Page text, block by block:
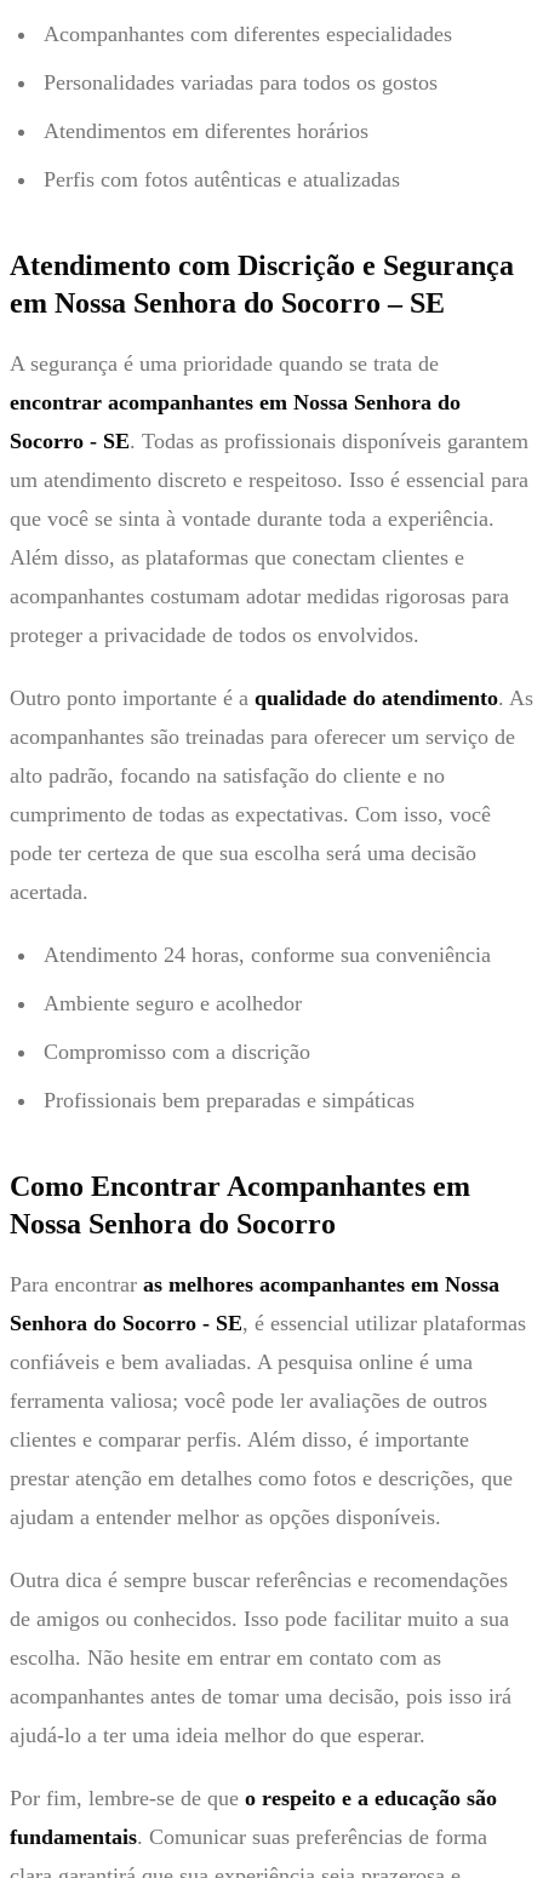
Acompanhantes com diferentes especialidades
Personalidades variadas para todos os gostos
Atendimentos em diferentes horários
Perfis com fotos autênticas e atualizadas
Atendimento com Discrição e Segurança
em Nossa Senhora do Socorro – SE
A segurança é uma prioridade quando se trata de
encontrar acompanhantes em Nossa Senhora do
Socorro - SE. Todas as profissionais disponíveis garantem
um atendimento discreto e respeitoso. Isso é essencial para
que você se sinta à vontade durante toda a experiência.
Além disso, as plataformas que conectam clientes e
acompanhantes costumam adotar medidas rigorosas para
proteger a privacidade de todos os envolvidos.
Outro ponto importante é a qualidade do atendimento. As
acompanhantes são treinadas para oferecer um serviço de
alto padrão, focando na satisfação do cliente e no
cumprimento de todas as expectativas. Com isso, você
pode ter certeza de que sua escolha será uma decisão
acertada.
Atendimento 24 horas, conforme sua conveniência
Ambiente seguro e acolhedor
Compromisso com a discrição
Profissionais bem preparadas e simpáticas
Como Encontrar Acompanhantes em
Nossa Senhora do Socorro
Para encontrar as melhores acompanhantes em Nossa
Senhora do Socorro - SE, é essencial utilizar plataformas
confiáveis e bem avaliadas. A pesquisa online é uma
ferramenta valiosa; você pode ler avaliações de outros
clientes e comparar perfis. Além disso, é importante
prestar atenção em detalhes como fotos e descrições, que
ajudam a entender melhor as opções disponíveis.
Outra dica é sempre buscar referências e recomendações
de amigos ou conhecidos. Isso pode facilitar muito a sua
escolha. Não hesite em entrar em contato com as
acompanhantes antes de tomar uma decisão, pois isso irá
ajudá-lo a ter uma ideia melhor do que esperar.
Por fim, lembre-se de que o respeito e a educação são
fundamentais. Comunicar suas preferências de forma